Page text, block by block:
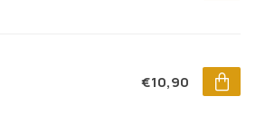
€10,90